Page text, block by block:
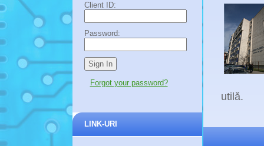
Client ID:
Password:
Forgot your password?
LINK-URI
utilă.